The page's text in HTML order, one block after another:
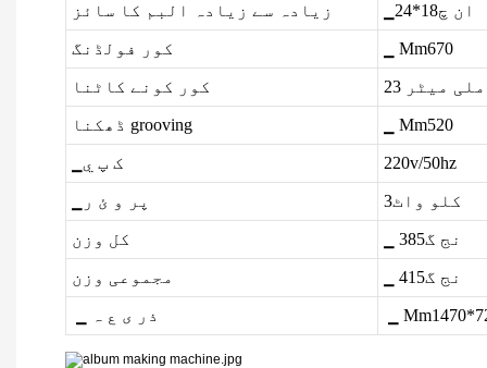
زیادہ سے زیادہ البم کا سائز ▁ان چ18*24
▁ Mm670
کور کونے کاٹنا
ڈھکنا grooving ▁ Mm520
▁ک پ ي 220v/50hz
▁پر و ئ ر کلو واٹ3
کل وزن ▁ نج گ385
مجموعی وزن ▁ نج گ415
▁ ذر ی ع ہ ▁